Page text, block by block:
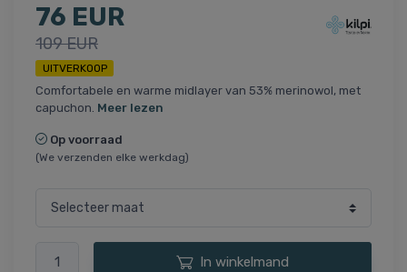
76 EUR
109 EUR
UITVERKOOP
Comfortabele en warme midlayer van 53% merinowol, met
capuchon. Meer lezen
Op voorraad
(We verzenden elke werkdag)
In winkelmand